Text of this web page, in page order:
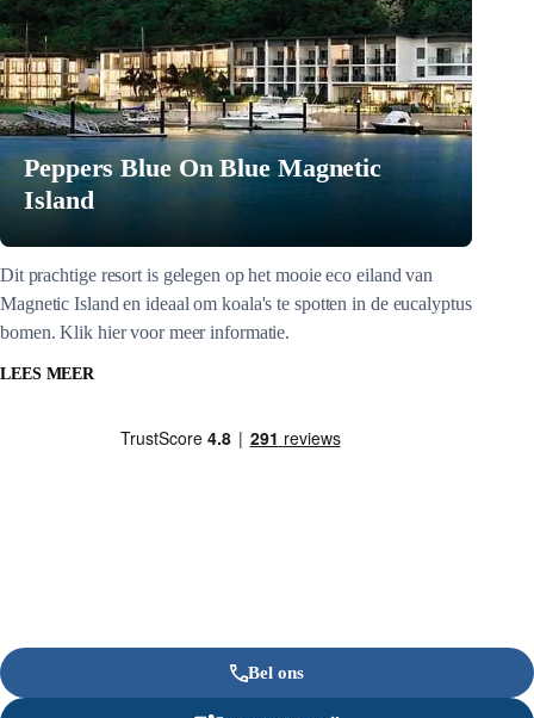
Peppers Blue On Blue Magnetic
Island
Dit prachtige resort is gelegen op het mooie eco eiland van
Magnetic Island en ideaal om koala's te spotten in de eucalyptus
bomen. Klik hier voor meer informatie.
LEES MEER
Bel ons